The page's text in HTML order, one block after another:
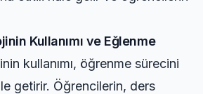
Kullanımı ve Eğlenme
kullanımı, öğrenme sürecini
getirir. Öğrencilerin, ders